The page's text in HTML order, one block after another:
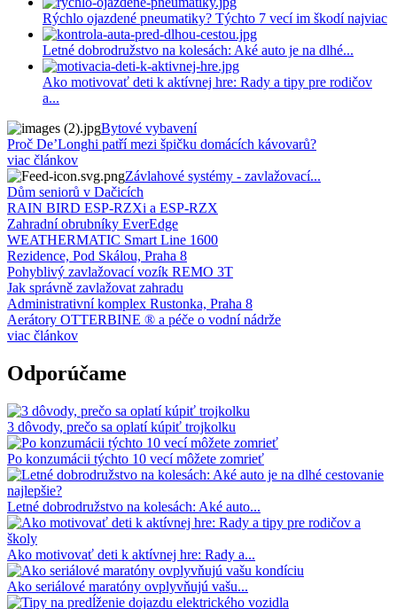
Rýchlo ojazdené pneumatiky? Týchto 7 vecí im škodí najviac
Letné dobrodružstvo na kolesách: Aké auto je na dlhé...
Ako motivovať deti k aktívnej hre: Rady a tipy pre rodičov
a...
Bytové vybavení
Proč De’Longhi patří mezi špičku domácích kávovarů?
viac článkov
Závlahové systémy - zavlažovací...
Dům seniorů v Dačicích
RAIN BIRD ESP-RZXi a ESP-RZX
Zahradní obrubníky EverEdge
WEATHERMATIC Smart Line 1600
Rezidence, Pod Skálou, Praha 8
Pohyblivý zavlažovací vozík REMO 3T
Jak správně zavlažovat zahradu
Administrativní komplex Rustonka, Praha 8
Aerátory OTTERBINE ® a péče o vodní nádrže
viac článkov
Odporúčame
3 dôvody, prečo sa oplatí kúpiť trojkolku
Po konzumácii týchto 10 vecí môžete zomrieť
Letné dobrodružstvo na kolesách: Aké auto...
Ako motivovať deti k aktívnej hre: Rady a...
Ako seriálové maratóny ovplyvňujú vašu...